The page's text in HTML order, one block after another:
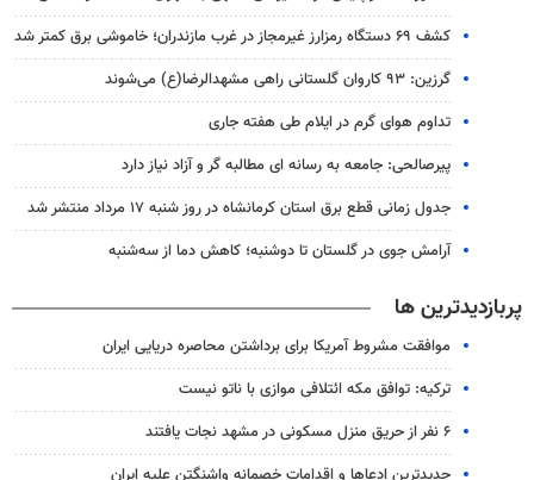
کشف ۶۹ دستگاه رمزارز غیرمجاز در غرب مازندران؛ خاموشی برق کمتر شد
گرزین: ۹۳ کاروان گلستانی راهی مشهدالرضا(ع) می‌شوند
تداوم هوای گرم در ایلام طی هفته جاری
پیرصالحی: جامعه به رسانه ای مطالبه گر و آزاد نیاز دارد
جدول زمانی قطع برق استان کرمانشاه در روز شنبه ۱۷ مرداد منتشر شد
آرامش جوی در گلستان تا دوشنبه؛ کاهش دما از سه‌شنبه
پربازدیدترین ها
موافقت مشروط آمریکا برای برداشتن محاصره دریایی ایران
ترکیه: توافق مکه ائتلافی موازی با ناتو نیست
۶ نفر از حریق منزل مسکونی در مشهد نجات یافتند
جدیدترین ادعاها و اقدامات خصمانه واشنگتن علیه ایران